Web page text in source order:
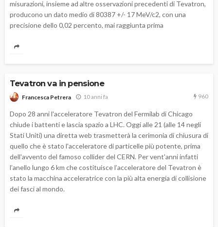
misurazioni, insieme ad altre osservazioni precedenti di Tevatron,
producono un dato medio di 80387 +/- 17 MeV/c2, con una
precisione dello 0,02 percento, mai raggiunta prima
Tevatron va in pensione
Francesca Petrera 10 anni fa 960
Dopo 28 anni l'acceleratore Tevatron del Fermilab di Chicago
chiude i battenti e lascia spazio a LHC. Oggi alle 21 (alle 14 negli
Stati Uniti) una diretta web trasmetterà la cerimonia di chiusura di
quello che è stato l'acceleratore di particelle più potente, prima
dell'avvento del famoso collider del CERN. Per vent'anni infatti
l’anello lungo 6 km che costituisce l’acceleratore del Tevatron è
stato la macchina acceleratrice con la più alta energia di collisione
dei fasci al mondo.